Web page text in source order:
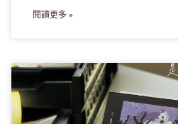
閱讀更多 »